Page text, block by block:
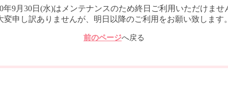
年9月30日(水)はメンテナンスのため終日ご利用いただけませ
変申し訳ありませんが、明日以降のご利用をお願い致します
前のページへ戻る